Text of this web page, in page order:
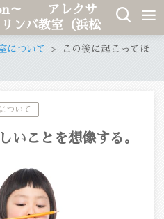
～ アレクサ
ンバ教室（浜松
について
この後に起こってほ
ついて
いことを想像する。